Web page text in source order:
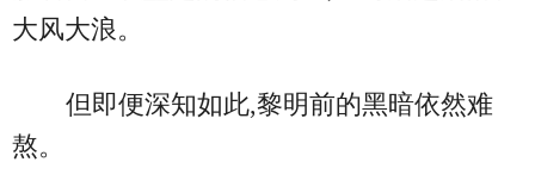
大风大浪。
但即便深知如此,黎明前的黑暗依然难
熬。